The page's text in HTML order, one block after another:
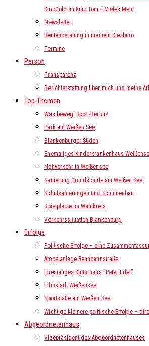
KinoGold im Kino Toni + Vieles Mehr
Newsletter
Rentenberatung in meinem Kiezbüro
Termine
Person
Transparenz
Berichterstattung über mich und meine
Top-Themen
Was bewegt Sport-Berlin?
Park am Weißen See
Blankenburger Süden
Ehemaliges Kinderkrankenhaus
Nahverkehr in Weißensee
Sanierung Grundschule am Weißen See
Schulsanierungen und Schulneubau
Spielplätze im Wahlkreis
Verkehrssituation Blankenburg
Erfolge
Politische Erfolge – eine
Ampelanlage Rennbahnstraße
Ehemaliges Kulturhaus “Peter Edel”
Filmstadt Weißensee
Sportstätte am Weißen See
Wichtige kleinere politische Erfolge –
Abgeordnetenhaus
Vizepräsident des Abgeordnetenhauses